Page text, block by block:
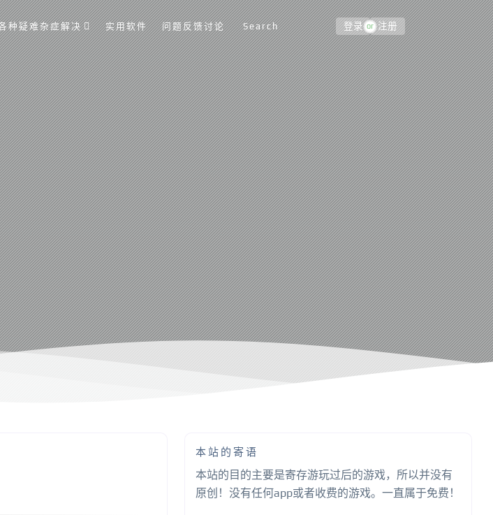
种疑难杂症解决 实用软件 问题反馈讨论 Search 登录 or 注册
本站的寄语
本站的目的主要是寄存游玩过后的游戏，所以并没有
原创！没有任何app或者收费的游戏。一直属于免费！